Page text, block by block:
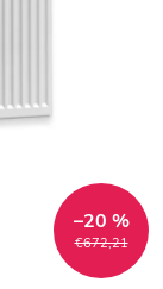
€672,21
–20 %